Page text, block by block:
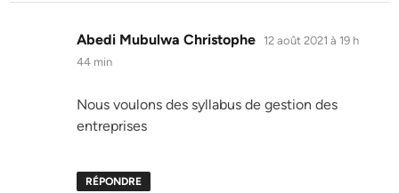
Abedi Mubulwa Christophe dit :
12 août 2021 à 19 h
44 min
Nous voulons des syllabus de gestion des
entreprises
RÉPONDRE